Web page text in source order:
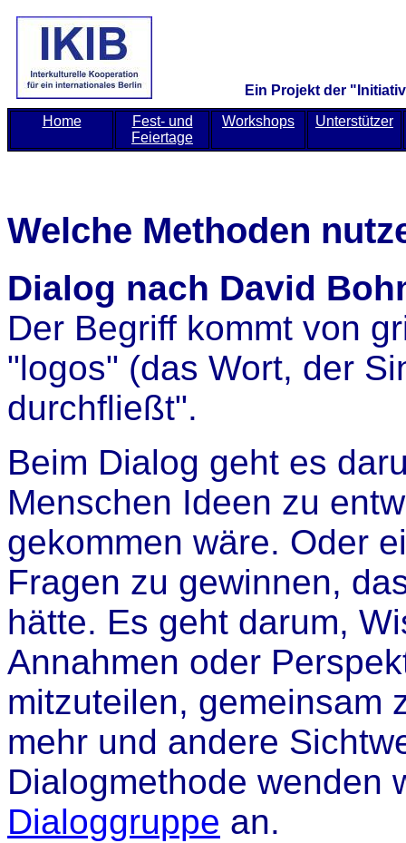
Ein Projekt der
Home
Fest- und
Feiertage
Workshops Unterstützer
Welche Methoden
Dialog nach David
Der Begriff kommt von
"logos" (das Wort, der
durchfließt".
Beim Dialog geht es
Menschen Ideen zu
gekommen wäre. Oder
Fragen zu gewinnen,
hätte. Es geht darum,
Annahmen oder
mitzuteilen, gemeinsam
mehr und andere
Dialogmethode wenden
Dialoggruppe an.